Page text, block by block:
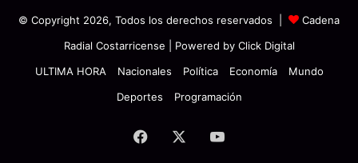
© Copyright 2026, Todos los derechos reservados |
Cadena
Radial Costarricense | Powered by Click Digital
ULTIMA HORA
Nacionales Política Economía
Mundo
Deportes
Programación
Facebook YouTube